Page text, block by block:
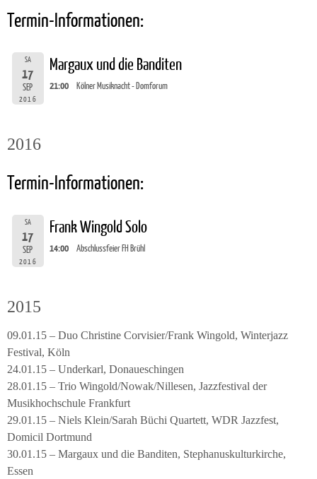
Termin-Informationen:
SA
17
SEP
2016
Margaux und die Banditen
21:00 Kölner Musiknacht - Domforum
2016
Termin-Informationen:
SA
17
SEP
2016
Frank Wingold Solo
14:00 Abschlussfeier FH Brühl
2015
09.01.15 – Duo Christine Corvisier/Frank Wingold, Winterjazz
Festival, Köln
24.01.15 – Underkarl, Donaueschingen
28.01.15 – Trio Wingold/Nowak/Nillesen, Jazzfestival der
Musikhochschule Frankfurt
29.01.15 – Niels Klein/Sarah Büchi Quartett, WDR Jazzfest,
Domicil Dortmund
30.01.15 – Margaux und die Banditen, Stephanuskulturkirche,
Essen